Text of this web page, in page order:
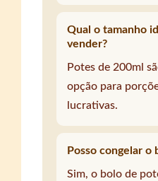
Qual o tamanho
vender?
Potes de 200ml
opção para
lucrativas.
Posso congelar o
Sim, o bolo de